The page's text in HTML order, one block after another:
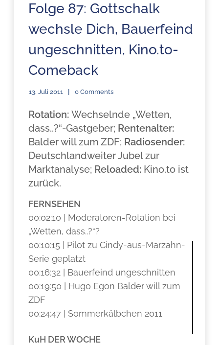
Folge 87: Gottschalk
wechsle Dich, Bauerfeind
ungeschnitten, Kino.to-
Comeback
13. Juli 2011 0 Comments
Rotation:Wechselnde „Wetten,
dass..?“-Gastgeber; Rentenalter:
Balder will zum ZDF; Radiosender:
Deutschlandweiter Jubel zur
Marktanalyse; Reloaded: Kino.to ist
zurück.
FERNSEHEN
00:02:10 | Moderatoren-Rotation bei
„Wetten, dass..?“?
00:10:15 | Pilot zu Cindy-aus-Marzahn-
Serie geplatzt
00:16:32 | Bauerfeind ungeschnitten
00:19:50 | Hugo Egon Balder will zum
ZDF
00:24:47 | Sommerkälbchen 2011
KuH DER WOCHE